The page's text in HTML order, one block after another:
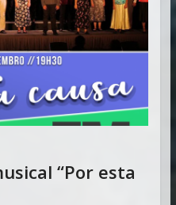
“Por esta